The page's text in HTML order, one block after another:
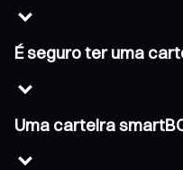
É seguro ter uma
Uma carteira